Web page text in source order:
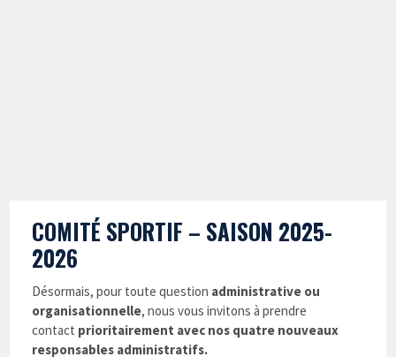
COMITÉ SPORTIF – SAISON 2025-
2026
Désormais, pour toute question administrative ou
organisationnelle, nous vous invitons à prendre
contact prioritairement avec nos quatre nouveaux
responsables administratifs.